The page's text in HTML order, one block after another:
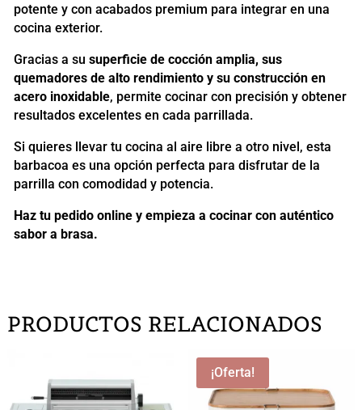
potente y con acabados premium para integrar en una
cocina exterior.
Gracias a su superficie de cocción amplia, sus
quemadores de alto rendimiento y su construcción en
acero inoxidable, permite cocinar con precisión y obtener
resultados excelentes en cada parrillada.
Si quieres llevar tu cocina al aire libre a otro nivel, esta
barbacoa es una opción perfecta para disfrutar de la
parrilla con comodidad y potencia.
Haz tu pedido online y empieza a cocinar con auténtico
sabor a brasa.
PRODUCTOS RELACIONADOS
¡Oferta!